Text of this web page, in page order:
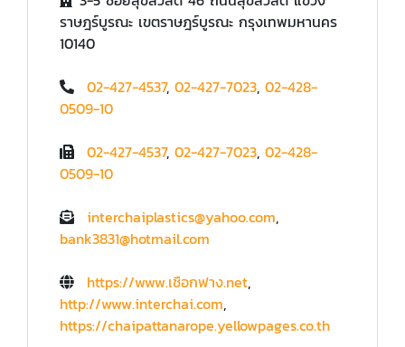
ราษฎร์บูรณะ เขตราษฎร์บูรณะ กรุงเทพมหานคร
10140
02-427-4537, 02-427-7023, 02-428-
0509-10
02-427-4537, 02-427-7023, 02-428-
0509-10
interchaiplastics@yahoo.com,
bank3831@hotmail.com
https://www.เชือกฟาง.net,
http://www.interchai.com,
https://chaipattanarope.yellowpages.co.th